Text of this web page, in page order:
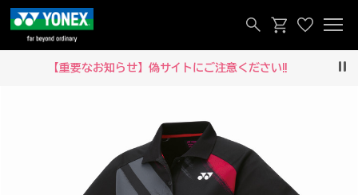
【重要なお知らせ】偽サイトにご注意ください‼